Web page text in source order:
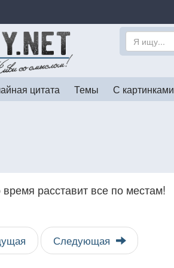
цитата Темы С картинками
расставит все по местам!
Следующая